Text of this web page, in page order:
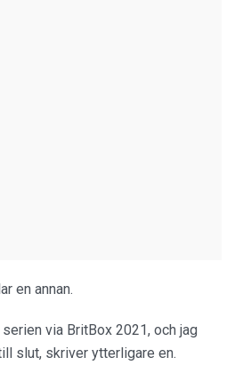
en annan.
via BritBox 2021, och jag
slut, skriver ytterligare en.